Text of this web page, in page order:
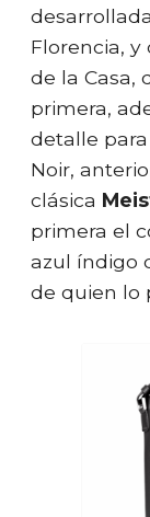
Florencia,
de la Casa,
primera,
detalle
Noir,
clásica
primera el
azul índigo
de quien lo